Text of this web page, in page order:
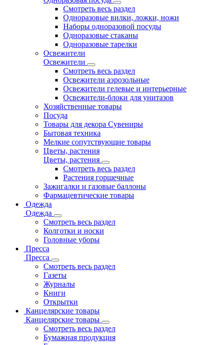
Смотреть весь раздел
Одноразовые вилки, ложки, ножи
Наборы одноразовой посуды
Одноразовые стаканы
Одноразовые тарелки
Освежители
Освежители
Смотреть весь раздел
Освежители аэрозольные
Освежители гелевые и интерьерные
Освежители-блоки для унитазов
Хозяйственные товары
Посуда
Товары для декора Сувениры
Бытовая техника
Мелкие сопутствующие товары
Цветы, растения
Цветы, растения
Смотреть весь раздел
Растения горшечные
Зажигалки и газовые баллоны
Фармацевтические товары
Одежда
Одежда
Смотреть весь раздел
Колготки и носки
Головные уборы
Пресса
Пресса
Смотреть весь раздел
Газеты
Журналы
Книги
Открытки
Канцелярские товары
Канцелярские товары
Смотреть весь раздел
Бумажная продукция